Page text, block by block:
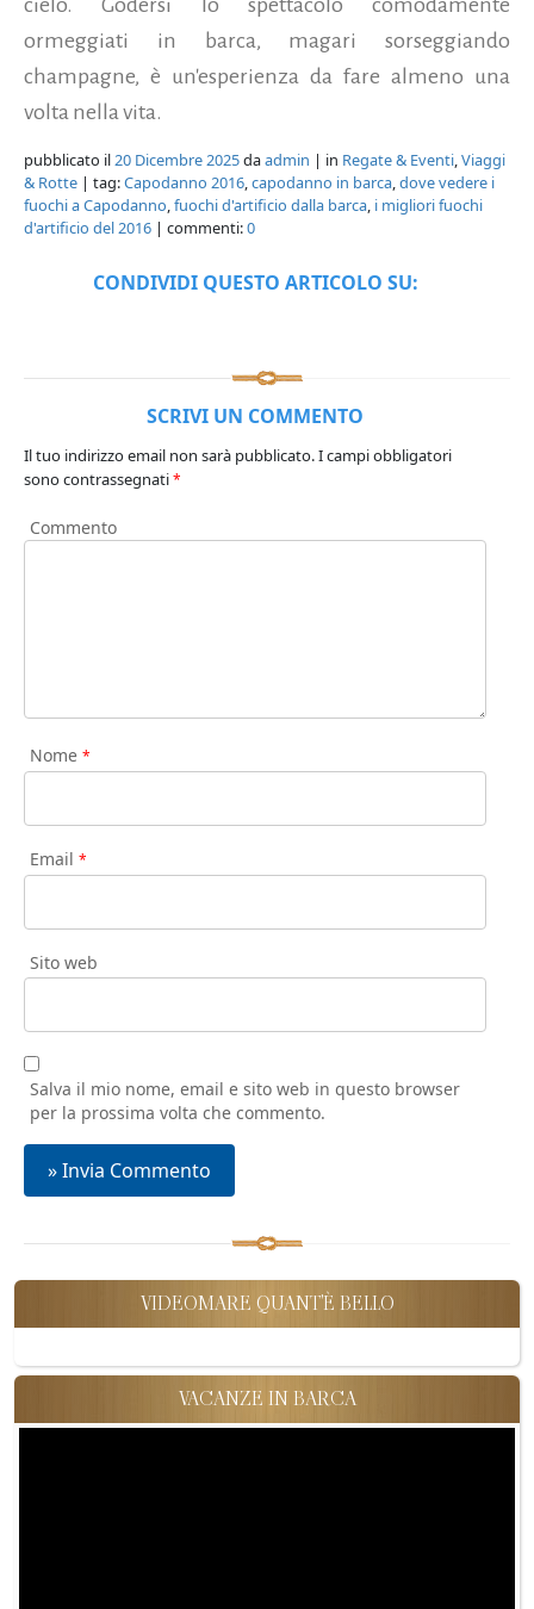
ormeggiati in barca, magari sorseggiando
champagne, è un'esperienza da fare almeno una
volta nella vita.
pubblicato il20 Dicembre 2025daadmin | in Regate & Eventi,Viaggi
& Rotte | tag:Capodanno 2016,capodanno in barca,dove vedere i
fuochi a Capodanno,fuochi d'artificio dalla barca, i migliori fuochi
d'artificio del 2016 | commenti:0
CONDIVIDI QUESTO ARTICOLO SU:
SCRIVI UN COMMENTO
Il tuo indirizzo email non sarà pubblicato.I campi obbligatori
sono contrassegnati*
Commento
Nome *
Email *
Sito web
Salva il mio nome, email e sito web in questo browser
per la prossima volta che commento.
VIDEOMARE QUANT'È BELLO
VACANZE IN BARCA